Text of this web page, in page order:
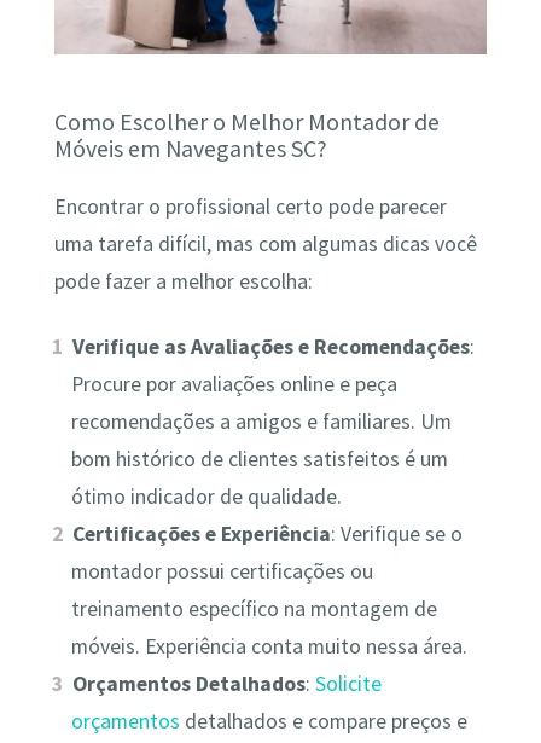
Como Escolher o Melhor Montador de
Móveis em Navegantes SC?
Encontrar o profissional certo pode parecer
uma tarefa difícil, mas com algumas dicas você
pode fazer a melhor escolha:
Verifique as Avaliações e Recomendações:
Procure por avaliações online e peça
recomendações a amigos e familiares. Um
bom histórico de clientes satisfeitos é um
ótimo indicador de qualidade.
Certificações e Experiência: Verifique se o
montador possui certificações ou
treinamento específico na montagem de
móveis. Experiência conta muito nessa área.
Orçamentos Detalhados:Solicite
orçamentos detalhados e compare preços e